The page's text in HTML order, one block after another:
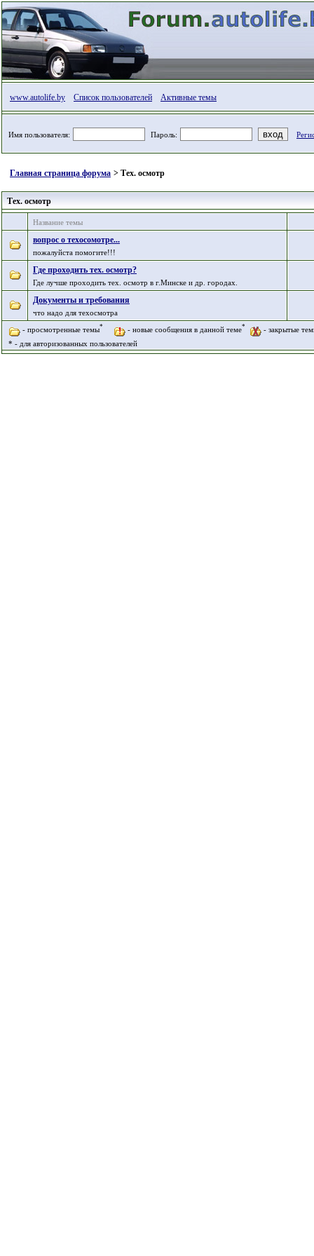
www.autolife.by Список пользователей Активные темы
Имя пользователя: Пароль:
Главная страница форума > Тех. осмотр
Тех. осмотр
Название темы
вопрос о техосомотре...
пожалуйста помогите!!!
Где проходить тех. осмотр?
Где лучше проходить тех. осмотр в г.Минске и др. городах.
Документы и требования
что надо для техосмотра
- просмотренные темы* - новые сообщения в данной теме*
- закрытые
* - для авторизованных пользователей